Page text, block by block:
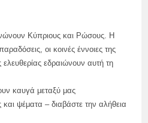
Κύπριους και Ρώσους. Η
οι κοινές έννοιες της
ελευθερίας εδραιώνουν αυτή τη
καυγά μεταξύ μας
ψέματα – διαβάστε την αλήθεια